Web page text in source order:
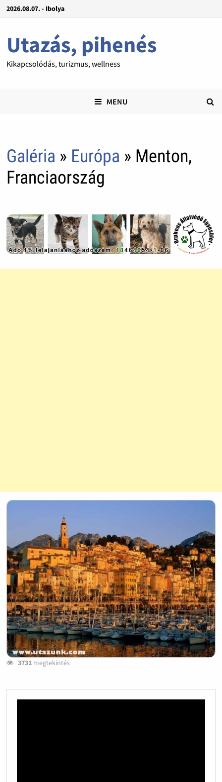
2026.08.07. - Ibolya
Utazás, pihenés
Kikapcsolódás, turizmus, wellness
MENU
Galéria » Európa » Menton,
Franciaország
3731megtekintés